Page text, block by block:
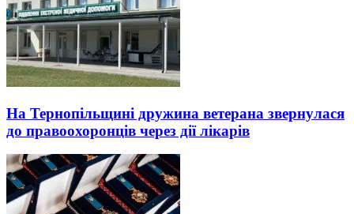
На Тернопільщині дружина ветерана звернулася
до правоохоронців через дії лікарів